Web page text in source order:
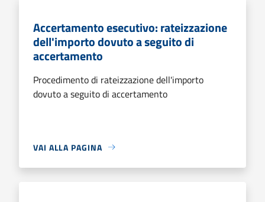
Accertamento esecutivo: rateizzazione
dell'importo dovuto a seguito di
accertamento
Procedimento di rateizzazione dell'importo
dovuto a seguito di accertamento
VAI ALLA PAGINA